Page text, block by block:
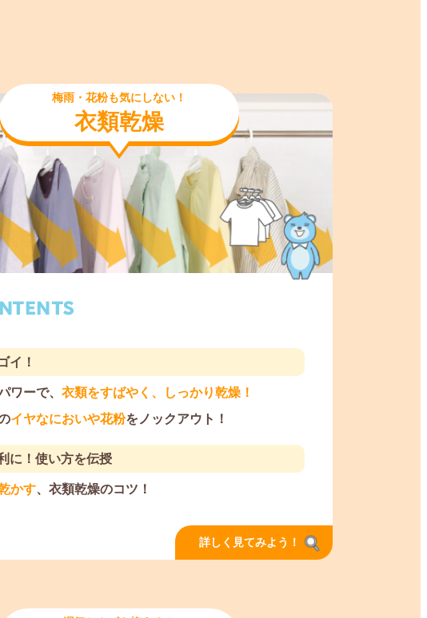
梅雨・花粉も気にしない！
衣類乾燥
イ！
ワーで、 衣類をすばやく、しっかり乾燥！
イヤなにおいや花粉をノックアウト！
に！使い方を伝授
かす、衣類乾燥のコツ！
詳しく見てみよう！